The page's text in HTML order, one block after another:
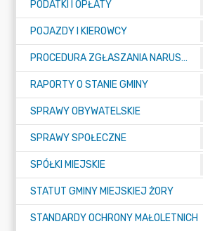
PODATKI I OPŁATY
POJAZDY I KIEROWCY
PROCEDURA ZGŁASZANIA NARUSZEŃ PRAWA
RAPORTY O STANIE GMINY
SPRAWY OBYWATELSKIE
SPRAWY SPOŁECZNE
SPÓŁKI MIEJSKIE
STATUT GMINY MIEJSKIEJ ŻORY
STANDARDY OCHRONY MAŁOLETNICH